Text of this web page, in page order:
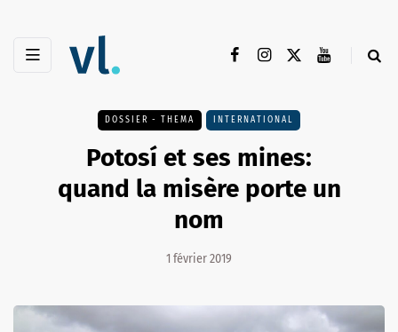
DOSSIER - THEMA INTERNATIONAL
Potosí et ses mines:
quand la misère porte un
nom
1 février 2019